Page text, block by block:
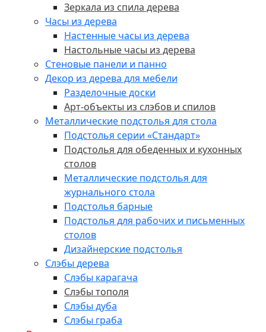
Зеркала из спила дерева
Часы из дерева
Настенные часы из дерева
Настольные часы из дерева
Стеновые панели и панно
Декор из дерева для мебели
Разделочные доски
Арт-объекты из слэбов и спилов
Металлические подстолья для стола
Подстолья серии «Стандарт»
Подстолья для обеденных и кухонных
столов
Металлические подстолья для
журнального стола
Подстолья барные
Подстолья для рабочих и письменных
столов
Дизайнерские подстолья
Слэбы дерева
Слэбы карагача
Слэбы тополя
Слэбы дуба
Слэбы граба